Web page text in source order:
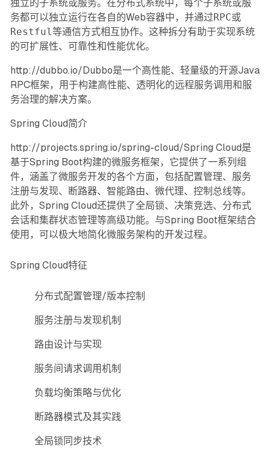
独立的子系统或服务。在分布式系统中，每个子系统或服
务都可以独立运行在各自的Web容器中，并通过RPC或
Restful等通信方式相互协作。这种拆分有助于实现系统
的可扩展性、可靠性和性能优化。
http://dubbo.io/ Dubbo是一个高性能、轻量级的开源Java
RPC框架，用于构建高性能、透明化的远程服务调用和服
务治理的解决方案。
Spring Cloud简介
http://projects.spring.io/spring-cloud/Spring Cloud是
基于Spring Boot构建的微服务框架，它提供了一系列组
件，涵盖了微服务开发的各个方面，包括配置管理、服务
注册与发现、断路器、智能路由、微代理、控制总线等。
此外，Spring Cloud还提供了全局锁、决策竞选、分布式
会话和集群状态管理等高级功能。与Spring Boot框架结合
使用，可以极大地简化微服务架构的开发过程。
Spring Cloud特征
分布式配置管理/版本控制
服务注册与发现机制
路由设计与实现
服务间请求调用机制
负载均衡策略与优化
断路器模式及其实践
全局锁同步技术